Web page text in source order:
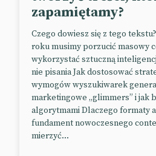
Facebook, Amazon, Twitter,
spodziewać się mniejszych
tego roku. To efekt m.in.
prywatności w sieci i dużej
Prognozy mówią, że wzrost
I kwartale wyniesie łącznie
porównaniu z zeszłym rokiem
2020 r. (wzrost na poziomie
Google, który kontroluje
ma powodów do zmartwień –
zapamiętamy?
Czego dowiesz się z tego
roku musimy porzucić masowy
wykorzystać sztuczną
nie pisania Jak dostosować
wymogów wyszukiwarek
marketingowe „glimmers” i jak
algorytmami Dlaczego formaty
fundament nowoczesnego
mierzyć...